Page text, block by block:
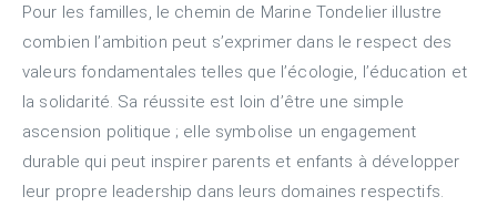
Pour les familles, le chemin de Marine Tondelier illustre
combien l’ambition peut s’exprimer dans le respect des
valeurs fondamentales telles que l’écologie, l’éducation et
la solidarité. Sa réussite est loin d’être une simple
ascension politique ; elle symbolise un engagement
durable qui peut inspirer parents et enfants à développer
leur propre leadership dans leurs domaines respectifs.